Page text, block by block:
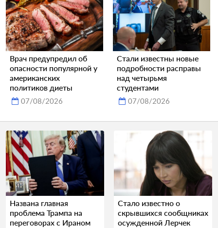
Врач предупредил об
опасности популярной у
американских
политиков диеты
07/08/2026
Стали известны новые
подробности расправы
над четырьмя
студентами
07/08/2026
Названа главная
проблема Трампа на
переговорах с Ираном
Стало известно о
скрывшихся сообщниках
осужденной Лерчек